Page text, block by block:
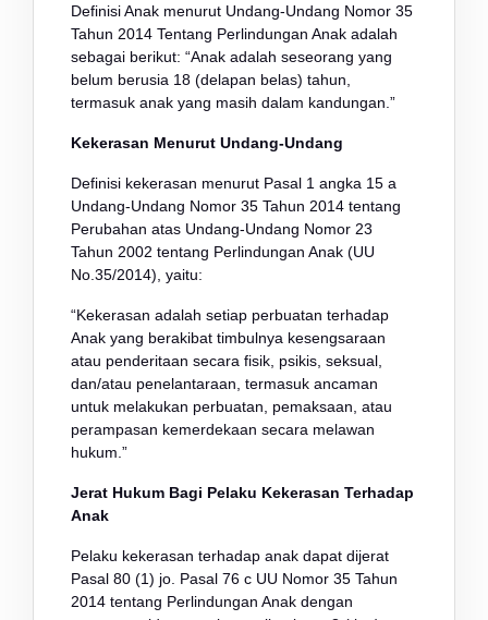
Definisi Anak menurut Undang-Undang Nomor 35
Tahun 2014 Tentang Perlindungan Anak adalah
sebagai berikut: “Anak adalah seseorang yang
belum berusia 18 (delapan belas) tahun,
termasuk anak yang masih dalam kandungan.”
Kekerasan Menurut Undang-Undang
Definisi kekerasan menurut Pasal 1 angka 15 a
Undang-Undang Nomor 35 Tahun 2014 tentang
Perubahan atas Undang-Undang Nomor 23
Tahun 2002 tentang Perlindungan Anak (UU
No.35/2014), yaitu:
“Kekerasan adalah setiap perbuatan terhadap
Anak yang berakibat timbulnya kesengsaraan
atau penderitaan secara fisik, psikis, seksual,
dan/atau penelantaraan, termasuk ancaman
untuk melakukan perbuatan, pemaksaan, atau
perampasan kemerdekaan secara melawan
hukum.”
Jerat Hukum Bagi Pelaku Kekerasan Terhadap
Anak
Pelaku kekerasan terhadap anak dapat dijerat
Pasal 80 (1) jo. Pasal 76 c UU Nomor 35 Tahun
2014 tentang Perlindungan Anak dengan